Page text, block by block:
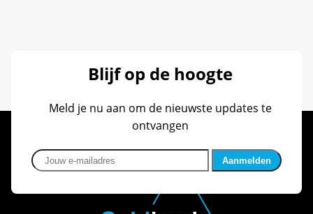
Blijf op de hoogte
Meld je nu aan om de nieuwste updates te
ontvangen
Jouw e-mailadres